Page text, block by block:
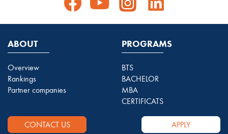
ABOUT
Overview
Rankings
Partner companies
PROGRAMS
BTS
BACHELOR
MBA
CERTIFICATS
CONTACT US APPLY